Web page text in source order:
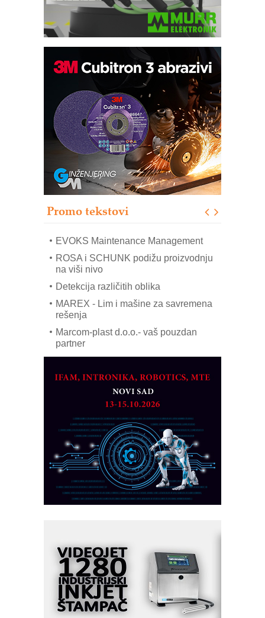
Promo tekstovi
Trajna oznaka kao dugoročna korist
Bezbednost na prvom mestu!
IB BLUMENAUER - više od 40 godina
poverenja u industriji
RMQ-TITAN ADVANCED INDICATOR
– Pametna signalizacija za efikasnije
upravljanje mašinama
Sigurnije ispitivanje transformatora u
solarnim elektranama i vetroparkovima
EVOKS Maintenance Management
ROSA i SCHUNK podižu proizvodnju
na viši nivo
Detekcija različitih oblika
MAREX - Lim i mašine za savremena
rešenja
Marcom-plast d.o.o.- vaš pouzdan
partner
obradu!
Razvoj asortimanskog pravca MINI-
PLC AKYTEC
AUKOM: Svetski standard metrologije
dostupan u Srbiji
MOTOMAN – NEXT-Robotika vođena
veštačkom inteligencijom
I.SAFE MOBILE revolucioniše
industrijsku automatizaciju
pionirskimmobile operator PANEL-OM
KIP KOP – napredna rešenja za
savremene industrijske i logističke
objekte
Alba d.o.o. – 35 godina preciznosti u
metrologiji i pametnim dozirnim
rešenjima